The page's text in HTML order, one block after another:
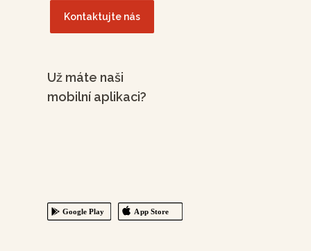
Kontaktujte nás
Už máte naši
mobilní aplikaci?